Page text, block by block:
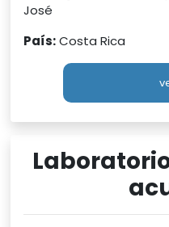
José
País:Costa Rica